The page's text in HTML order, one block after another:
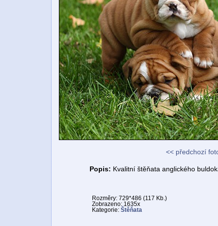
<< předchozí
Popis: Kvalitní štěňata anglického
Rozměry: 729*486 (117 Kb.)
Zobrazeno: 1635x
Kategorie: Štěňata